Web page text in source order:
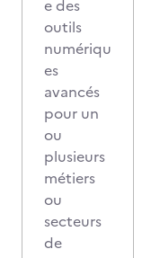
e des
outils
numériqu
es
avancés
pour un
ou
plusieurs
métiers
ou
secteurs
de